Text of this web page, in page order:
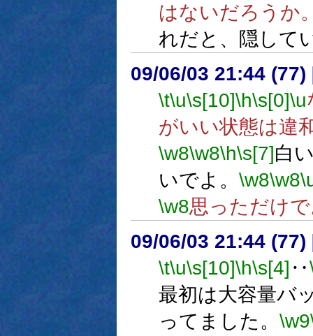
はないだろうか
れだと、隠して
09/06/03 21:44 (77)
\t\u\s[10]\h\s[0]\u
がいい状態は違
\w8\w8\h\s[7]白
いでよ。 \w8\w8
\w8思っただけ
09/06/03 21:44 (77)
\t\u\s[10]\h\s[4] ‥
最初は大容量バ
ってました。 \w9